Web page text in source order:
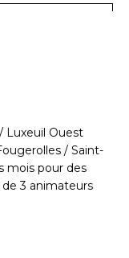
Luxeuil Ouest
/ Saint-
mois pour des
de 3 animateurs